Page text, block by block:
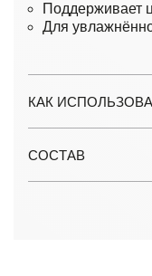
Поддерживает
Для
КАК
СОСТАВ